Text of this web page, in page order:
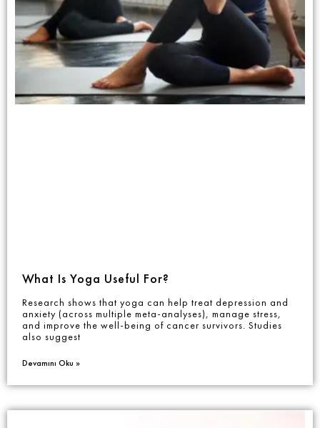
What Is Yoga Useful For?
Research shows that yoga can help treat depression and
anxiety (across multiple meta-analyses), manage stress,
and improve the well-being of cancer survivors. Studies
also suggest
Devamını Oku »